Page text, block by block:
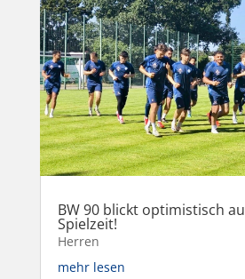
BW 90 blickt optimistisch
Spielzeit!
Herren
mehr lesen